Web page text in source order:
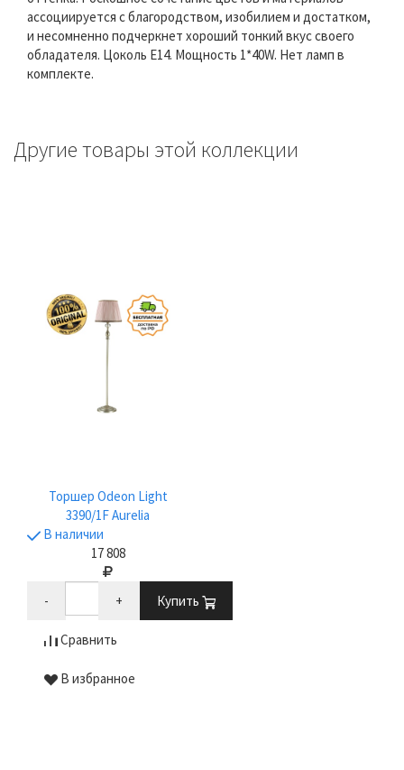
ассоциируется с благородством, изобилием и достатком,
и несомненно подчеркнет хороший тонкий вкус своего
обладателя. Цоколь E14. Мощность 1*40W. Нет ламп в
комплекте.
Другие товары этой коллекции
Торшер Odeon Light
3390/1F Aurelia
В наличии
17 808
- + Купить
Сравнить
В избранное